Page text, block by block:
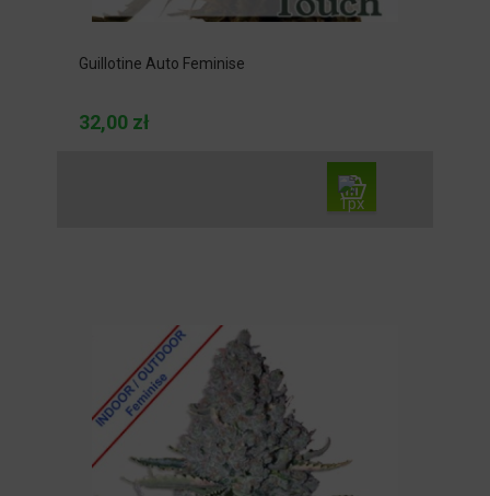
Guillotine Auto Feminise
32,00 zł